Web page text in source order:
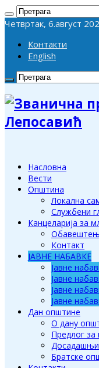
Четвртак, 6.август
Контакти
English
Лепосавић
Насловна
Вести
Општина
Локална
Службени
Канцеларија за
Контакт
ЈАВНЕ НАБАВКЕ
Јавне
Јавне
Јавне
Јавне
Дан општине
О дану
Предлог за
Братске